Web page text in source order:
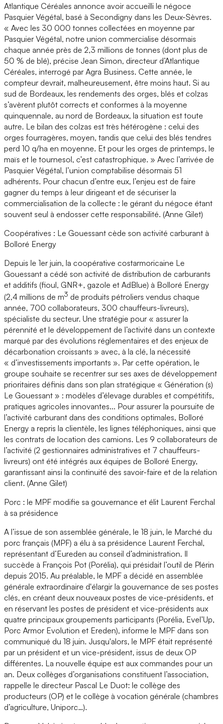
Atlantique Céréales annonce avoir accueilli le négoce
Pasquier Végétal, basé à Secondigny dans les Deux-Sèvres.
« Avec les 30 000 tonnes collectées en moyenne par
Pasquier Végétal, notre union commercialise désormais
chaque année près de 2,3 millions de tonnes (dont plus de
50 % de blé), précise Jean Simon, directeur d’Atlantique
Céréales, interrogé par Agra Business. Cette année, le
compteur devrait, malheureusement, être moins haut. Si au
sud de Bordeaux, les rendements des orges, blés et colzas
s’avèrent plutôt corrects et conformes à la moyenne
quinquennale, au nord de Bordeaux, la situation est toute
autre. Le bilan des colzas est très hétérogène : celui des
orges fourragères, moyen, tandis que celui des blés tendres
perd 10 q/ha en moyenne. Et pour les orges de printemps, le
maïs et le tournesol, c’est catastrophique. » Avec l’arrivée de
Pasquier Végétal, l’union comptabilise désormais 51
adhérents. Pour chacun d’entre eux, l’enjeu est de faire
gagner du temps à leur dirigeant et de sécuriser la
commercialisation de la collecte : le gérant du négoce étant
souvent seul à endosser cette responsabilité. (Anne Gilet)
Coopératives : Le Gouessant cède son activité carburant à
Bolloré Energy
Depuis le 1er juin, la coopérative costarmoricaine Le
Gouessant a cédé son activité de distribution de carburants
et additifs (fioul, GNR+, gazole et AdBlue) à Bolloré Energy
(2,4 millions de m3 de produits pétroliers vendus chaque
année, 700 collaborateurs, 300 chauffeurs-livreurs),
spécialiste du secteur. Une stratégie pour « assurer la
pérennité et le développement de l’activité dans un contexte
marqué par des évolutions réglementaires et des enjeux de
décarbonation croissants » avec, à la clé, la nécessité
« d’investissements importants ». Par cette opération, le
groupe souhaite se recentrer sur ses axes de développement
prioritaires définis dans son plan stratégique « Génération (s)
Le Gouessant » : modèles d’élevage durables et compétitifs,
pratiques agricoles innovantes... Pour assurer la poursuite de
l’activité carburant dans des conditions optimales, Bolloré
Energy a repris la clientèle, les lignes téléphoniques, ainsi que
les contrats de location des camions. Les 9 collaborateurs de
l’activité (2 gestionnaires administratives et 7 chauffeurs-
livreurs) ont été intégrés aux équipes de Bolloré Energy,
garantissant ainsi la continuité des savoir-faire et de la relation
client. (Anne Gilet)
Porc : le MPF modifie sa gouvernance et élit Laurent Ferchal
à sa présidence
A l’issue de son assemblée générale, le 18 juin, le Marché du
porc français (MPF) a élu à sa présidence Laurent Ferchal,
représentant d’Eureden au conseil d’administration. Il
succède à François Pot (Porélia), qui présidait l’outil de Plérin
depuis 2015. Au préalable, le MPF a décidé en assemblée
générale extraordinaire d'élargir la gouvernance de ses postes
clés, en créant deux nouveaux postes de vice-présidents, et
en réservant les postes de président et vice-présidents aux
quatre principaux groupements participants (Porélia, Evel’Up,
Porc Armor Evolution et Ereden), informe le MPF dans son
communiqué du 18 juin. Jusqu'alors, le MPF était représenté
par un président et un vice-président, issus de deux OP
différentes. La nouvelle équipe est aux commandes pour un
an. Deux collèges d’organisations constituent l’association,
rappelle le directeur Pascal Le Duot: le collège des
producteurs (OP) et le collège à vocation générale (chambres
d’agriculture, Uniporc…).